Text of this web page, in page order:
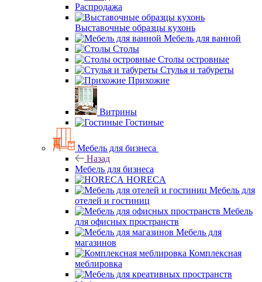
Распродажа
Выставочные образцы кухонь
Мебель для ванной
Столы
Столы островные
Стулья и табуреты
Прихожие
Витрины
Гостиные
Мебель для бизнеса
Назад
Мебель для бизнеса
HORECA
Мебель для
отелей и гостиниц
Мебель
для офисных пространств
Мебель для
магазинов
Комплексная
меблировка